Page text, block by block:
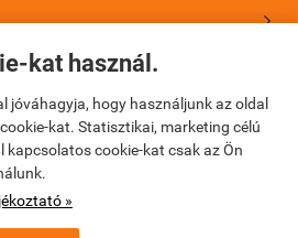
kat használ.
jóváhagyja, hogy használjunk az oldal
kat. Statisztikai, marketing célú
kapcsolatos cookie-kat csak az Ön
»
